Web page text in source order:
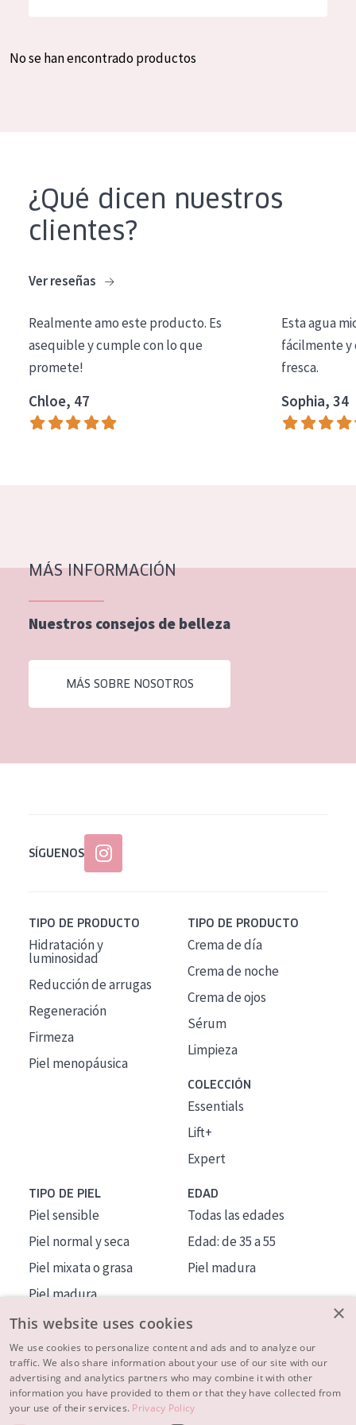
Crema de día
Crema de noche
Limpieza
COLECCIÓN
Essentials
Lift+
Piel normal y seca
Piel mixata o grasa
Piel madura
Piel expuesta al sol
Piel menopáusica
Todas las edades
Spanish
No se han encontrado productos
¿Qué dicen nuestros
clientes?
Ver reseñas
Realmente amo este producto. Es
asequible y cumple con lo que
promete!
Chloe, 47
Esta agua
fácilmente y
fresca.
Sophia, 34
MÁS INFORMACIÓN
Nuestros consejos de belleza
MÁS SOBRE NOSOTROS
SÍGUENOS
TIPO DE PRODUCTO
Hidratación y
luminosidad
Reducción de arrugas
Regeneración
Firmeza
Piel menopáusica
TIPO DE PRODUCTO
Crema de día
Crema de noche
Crema de ojos
Sérum
Limpieza
COLECCIÓN
Essentials
Lift+
Expert
TIPO DE PIEL
Piel sensible
Piel normal y seca
Piel mixata o grasa
Piel madura
Piel expuesta al sol
Piel menopáusica
EDAD
Todas las edades
Edad: de 35 a 55
Piel madura
MÁS SOBRE NOSOTROS
INSPIRACIÓN
×
This website uses cookies
We use cookies to personalize content and ads and to analyze our
traffic. We also share information about your use of our site with our
advertising and analytics partners who may combine it with other
information you have provided to them or that they have collected from
your use of their services. Privacy Policy